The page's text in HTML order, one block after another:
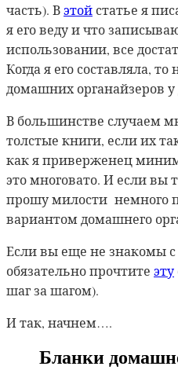
часть). Вэтой статье я
я его веду и что
использовании, все
Когда я его составляла,
домашних органайзеров у
В большинстве случаем
толстые книги, если их
как я приверженец
это многовато. И если вы
прошу милости немного
вариантом домашнего
Если вы еще не знакомы
обязательно прочтите эту
шаг за шагом).
И так, начнем….
Бланки